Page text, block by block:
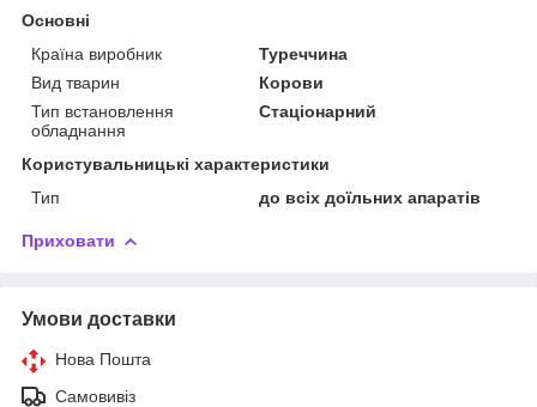
Основні
Країна виробник
Туреччина
Вид тварин
Корови
Тип встановлення
обладнання
Стаціонарний
Користувальницькі характеристики
Тип
до всіх доїльних апаратів
Приховати
Умови доставки
Нова Пошта
Самовивіз